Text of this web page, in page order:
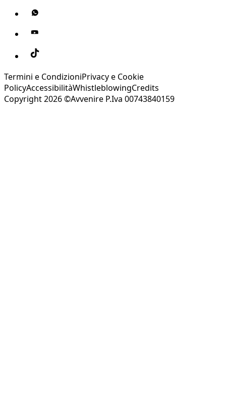
Termini e CondizioniPrivacy e Cookie
PolicyAccessibilitàWhistleblowingCredits
Copyright 2026 ©Avvenire P.Iva 00743840159